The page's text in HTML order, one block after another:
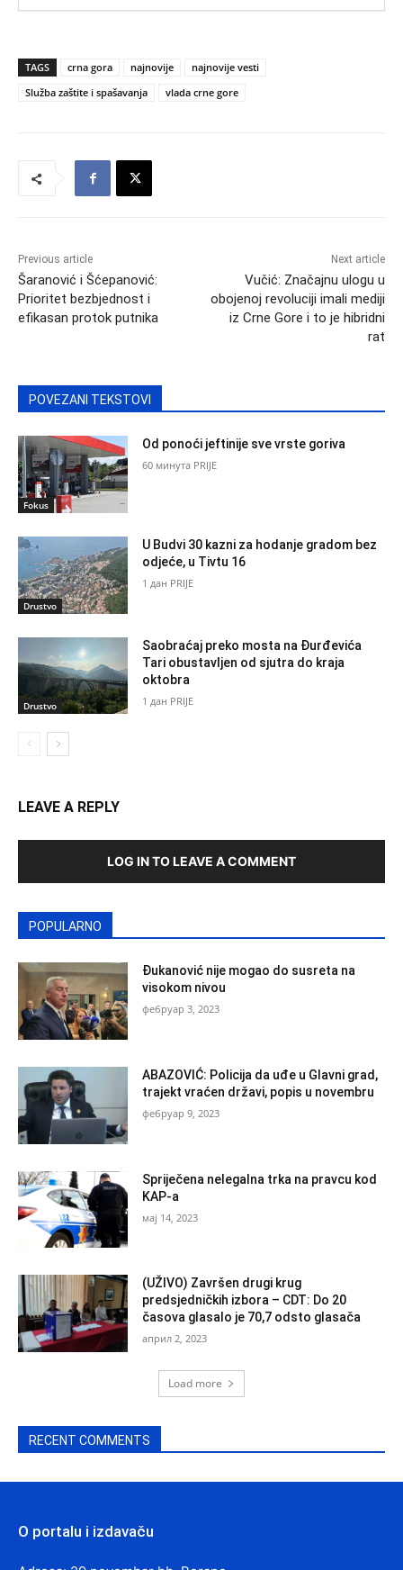
TAGS crna gora najnovije
najnovije vesti
Služba zaštite i spašavanja
vlada crne gore
Previous article
Šaranović i Šćepanović:
Prioritet bezbjednost i
efikasan protok putnika
Next article
Vučić: Značajnu ulogu u
obojenoj revoluciji imali mediji
iz Crne Gore i to je hibridni
rat
POVEZANI TEKSTOVI
Fokus
Od ponoći jeftinije sve vrste goriva
60 минута PRIJE
Drustvo
U Budvi 30 kazni za hodanje gradom bez
odjeće, u Tivtu 16
1 дан PRIJE
Drustvo
Saobraćaj preko mosta na Đurđevića
Tari obustavljen od sjutra do kraja
oktobra
1 дан PRIJE
LEAVE A REPLY
LOG IN TO LEAVE A COMMENT
POPULARNO
Đukanović nije mogao do susreta na
visokom nivou
фебруар 3, 2023
ABAZOVIĆ: Policija da uđe u Glavni grad,
trajekt vraćen državi, popis u novembru
фебруар 9, 2023
Spriječena nelegalna trka na pravcu kod
KAP-a
мај 14, 2023
(UŽIVO) Završen drugi krug
predsjedničkih izbora – CDT: Do 20
časova glasalo je 70,7 odsto glasača
април 2, 2023
Load more
RECENT COMMENTS
O portalu i izdavaču